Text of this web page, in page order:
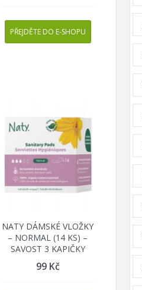
PŘEJDĚTE DO E-SHOPU
NATY DÁMSKÉ VLOŽKY
– NORMAL (14 KS) –
SAVOST 3 KAPIČKY
99 Kč